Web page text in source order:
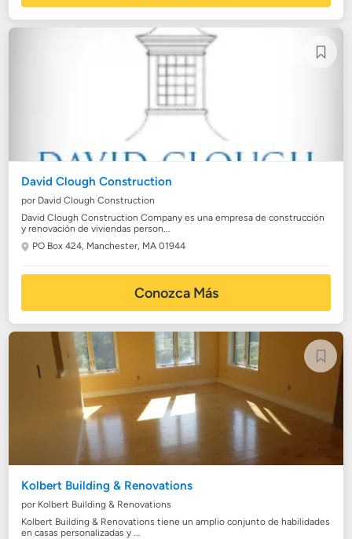
David Clough Construction
por David Clough Construction
David Clough Construction Company es una empresa de construcción
y renovación de viviendas person...
PO Box 424, Manchester, MA 01944
Conozca Más
Kolbert Building & Renovations
por Kolbert Building & Renovations
Kolbert Building & Renovations tiene un amplio conjunto de habilidades
en casas personalizadas y ...